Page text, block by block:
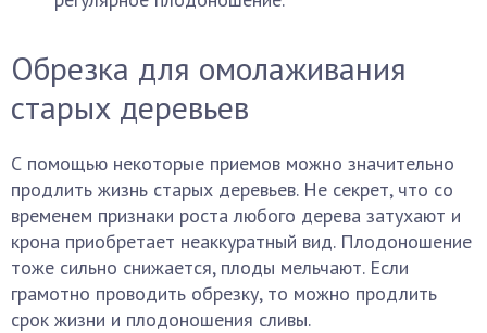
Обрезка для омолаживания
старых деревьев
С помощью некоторые приемов можно значительно
продлить жизнь старых деревьев. Не секрет, что со
временем признаки роста любого дерева затухают и
крона приобретает неаккуратный вид. Плодоношение
тоже сильно снижается, плоды мельчают. Если
грамотно проводить обрезку, то можно продлить
срок жизни и плодоношения сливы.